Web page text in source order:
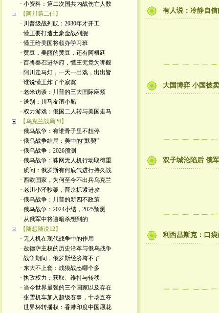
· 小资料：第二次国共内战伤亡人数
【阿川第二任】
· 川普级战列舰：2030年才开工
· 懂王要打造土豪金战列舰
· 懂王给美国将领办学习班
· 黄豆，美丽的黄豆，还有阿根廷
· 百将奉召进华府，懂王究竟为哪般
· 阿川走马灯，一天一出戏，出出皆
· 谁说懂王炸了个寂寞
· 老米访谈：川普的三大国际麻烦
· 送别：川马友谊小船
· 权力游戏：俄国二人转与美国走马
【乌克兰战局20】
· 俄乌战争：有谁骨子里不想停
· 俄乌战争结局：美中的“默契”
· 俄乌战争：2026预测
· 俄乌战争：蛛网无人机行动取得重
· 质问：俄罗斯有何底气进行持久战
· 西欧国家，为何至今不出兵乌克兰
· 老川小泽吵架，普京抓紧进攻
· 俄乌战争：川普的新四不政策
· 俄乌战争：2024小结，2025预测
· 从俄军中将遭暗杀想到的
【随想随说12】
· 无人机在现代战争中的作用
· 敖德萨主权的历史沿革与俄乌战争
· 战争期间，俄罗斯经济垮不了
· 东大不上套：战狼战怂哪个多
· 执政权力：获取、维持与转移
· 当今世界最强的三个国家以及存在
· 张雪机车加入超级赛事，十场五夺
· 世界杯转播权：香港印度中国愿花
有人说：冷静自
大国博弈 小国被
双子城沦陷后 俄
利西昌斯克：口